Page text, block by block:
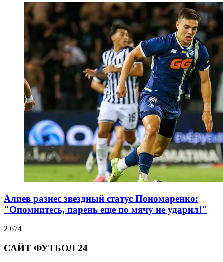
Алиев разнес звездный статус Пономаренко:
"Опомнитесь, парень еще по мячу не ударил!"
2 674
САЙТ ФУТБОЛ 24